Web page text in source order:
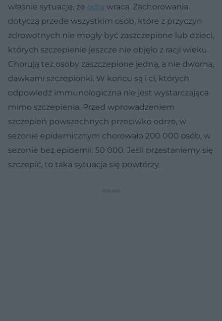
właśnie sytuację, że odra wraca. Zachorowania
dotyczą przede wszystkim osób, które z przyczyn
zdrowotnych nie mogły być zaszczepione lub dzieci,
których szczepienie jeszcze nie objęło z racji wieku.
Chorują też osoby zaszczepione jedną, a nie dwoma,
dawkami szczepionki. W końcu są i ci, których
odpowiedź immunologiczna nie jest wystarczająca
mimo szczepienia. Przed wprowadzeniem
szczepień powszechnych przeciwko odrze, w
sezonie epidemicznym chorowało 200 000 osób, w
sezonie bez epidemii: 50 000. Jeśli przestaniemy się
szczepić, to taka sytuacja się powtórzy.